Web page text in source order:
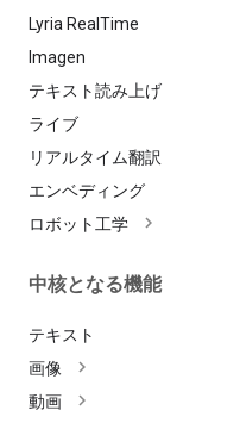
Lyria Real Time
Imagen
テキスト読み上げ
ライブ
リアルタイム翻訳
エンベディング
ロボット工学
中核となる機能
テキスト
画像
動画